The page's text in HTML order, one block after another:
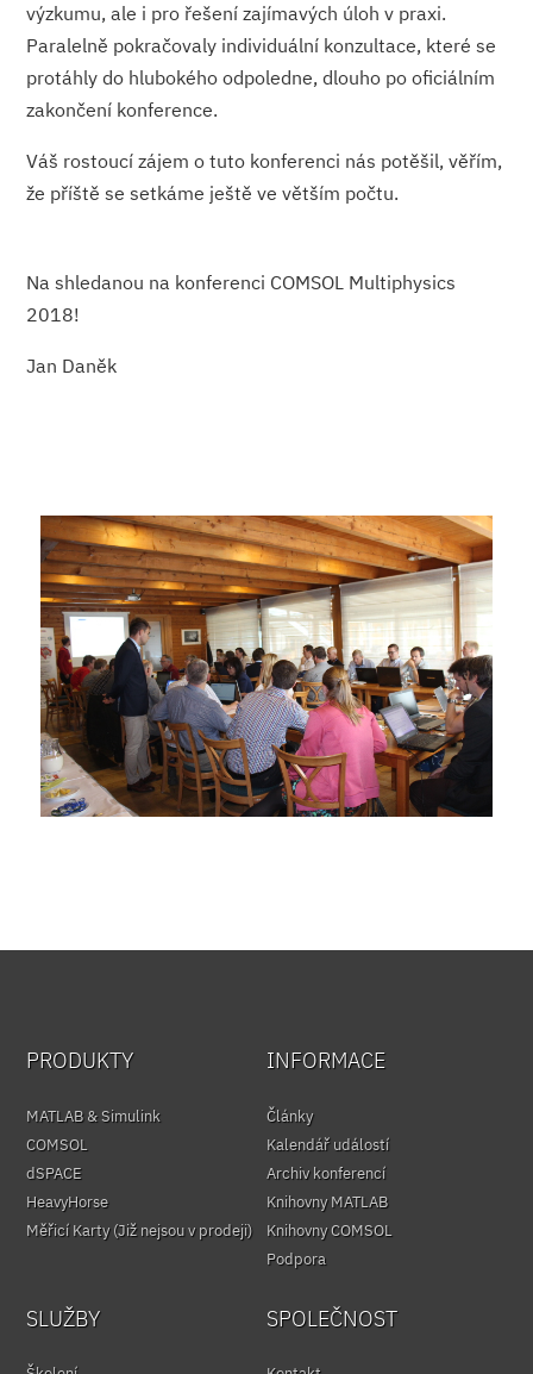
výzkumu, ale i pro řešení zajímavých úloh v praxi.
Paralelně pokračovaly individuální konzultace, které se
protáhly do hlubokého odpoledne, dlouho po oficiálním
zakončení konference.
Váš rostoucí zájem o tuto konferenci nás potěšil, věřím,
že příště se setkáme ještě ve větším počtu.
Na shledanou na konferenci COMSOL Multiphysics
2018!
Jan Daněk
PRODUKTY
MATLAB & Simulink
COMSOL
dSPACE
HeavyHorse
Měřicí Karty (Již nejsou v prodeji)
INFORMACE
Články
Kalendář událostí
Archiv konferencí
Knihovny MATLAB
Knihovny COMSOL
Podpora
SLUŽBY SPOLEČNOST